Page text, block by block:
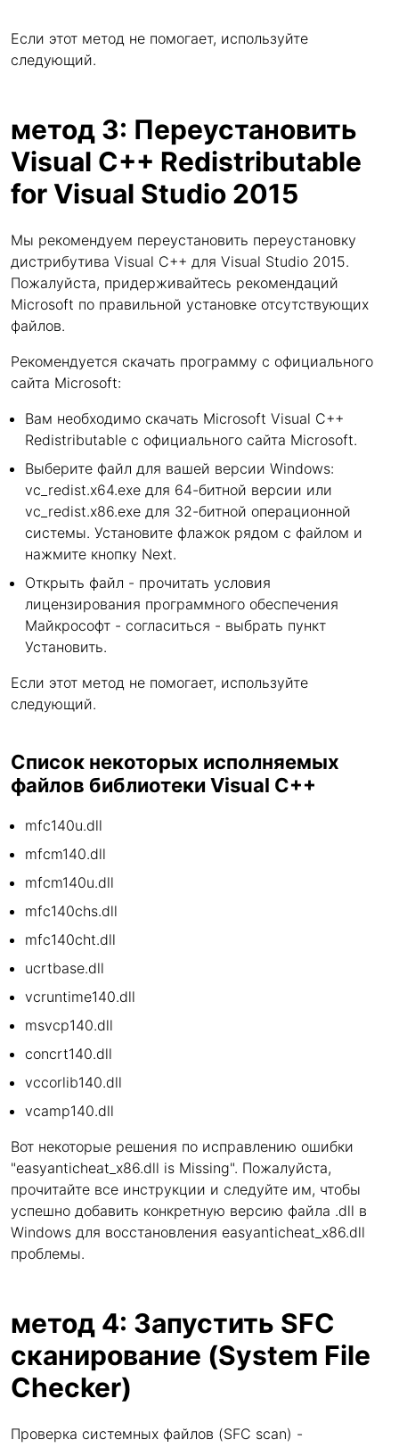
Если этот метод не помогает, используйте
следующий.
метод 3: Переустановить
Visual C++ Redistributable
for Visual Studio 2015
Мы рекомендуем переустановить переустановку
дистрибутива Visual C++ для Visual Studio 2015.
Пожалуйста, придерживайтесь рекомендаций
Microsoft по правильной установке отсутствующих
файлов.
Рекомендуется скачать программу с официального
сайта Microsoft:
Вам необходимо скачать Microsoft Visual C++
Redistributable с официального сайта Microsoft.
Выберите файл для вашей версии Windows:
vc_redist.x64.exe для 64-битной версии или
vc_redist.x86.exe для 32-битной операционной
системы. Установите флажок рядом с файлом и
нажмите кнопку Next.
Открыть файл - прочитать условия
лицензирования программного обеспечения
Майкрософт - согласиться - выбрать пункт
Установить.
Если этот метод не помогает, используйте
следующий.
Список некоторых исполняемых
файлов библиотеки Visual C++
mfc140u.dll
mfcm140.dll
mfcm140u.dll
mfc140chs.dll
mfc140cht.dll
ucrtbase.dll
vcruntime140.dll
msvcp140.dll
concrt140.dll
vccorlib140.dll
vcamp140.dll
Вот некоторые решения по исправлению ошибки
"easyanticheat_x86.dll is Missing". Пожалуйста,
прочитайте все инструкции и следуйте им, чтобы
успешно добавить конкретную версию файла .dll в
Windows для восстановления easyanticheat_x86.dll
проблемы.
метод 4: Запустить SFC
сканирование (System File
Checker)
Проверка системных файлов (SFC scan) -